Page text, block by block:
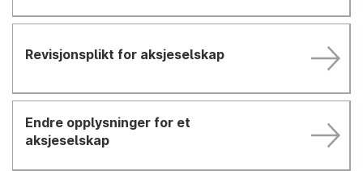
Revisjonsplikt for aksjeselskap
Endre opplysninger for et
aksjeselskap